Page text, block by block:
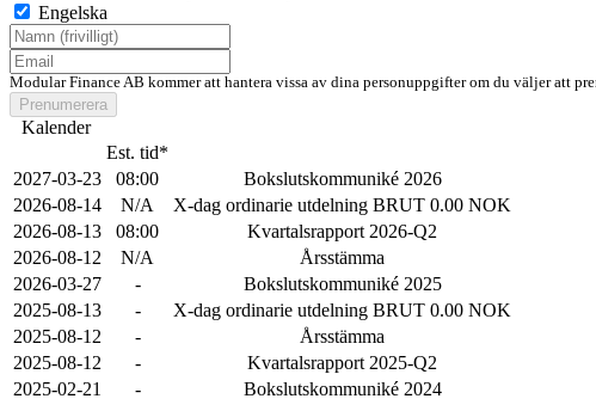
Engelska
Modular Finance AB kommer att hantera vissa av dina personuppgifter om du väljer att
Prenumerera
Kalender
Est. tid*
2027-03-23
08:00
Bokslutskommuniké 2026
2026-08-14
N/A
X-dag ordinarie utdelning BRUT 0.00 NOK
2026-08-13
08:00
Kvartalsrapport 2026-Q2
2026-08-12
N/A
Årsstämma
2026-03-27
-
Bokslutskommuniké 2025
2025-08-13
-
X-dag ordinarie utdelning BRUT 0.00 NOK
2025-08-12
-
Årsstämma
2025-08-12
-
Kvartalsrapport 2025-Q2
2025-02-21
-
Bokslutskommuniké 2024